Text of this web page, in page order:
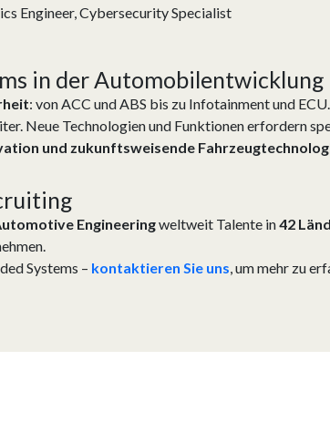
Engineer, Cybersecurity Specialist
in der Automobilentwicklung
: von ACC und ABS bis zu Infotainment und
Neue Technologien und Funktionen erfordern
und zukunftsweisende
Engineeringweltweit Talente in42
Systems – kontaktieren Sie uns, um mehr zu